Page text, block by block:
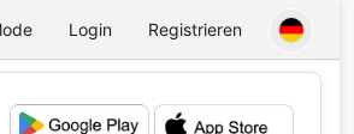
Login Registrieren